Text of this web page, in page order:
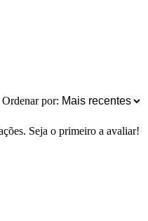
Ordenar por:
Seja o primeiro a avaliar!